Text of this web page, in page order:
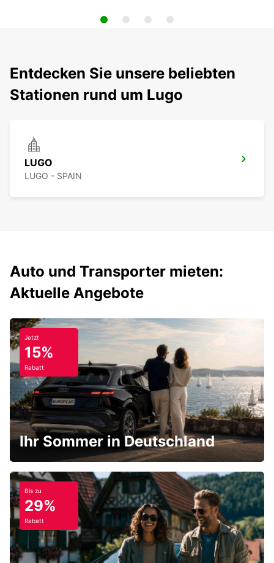
Entdecken Sie unsere beliebten
Stationen rund um Lugo
LUGO
LUGO - SPAIN
Auto und Transporter mieten:
Aktuelle Angebote
Jetzt
15%
Rabatt
Ihr Sommer in Deutschland
Bis zu
29%
Rabatt